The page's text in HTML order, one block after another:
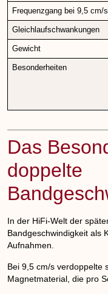
Frequenzgang bei 9,5 cm/s
Gleichlaufschwankungen
Gewicht
Besonderheiten
Das
doppelte
In der HiFi-Welt der
Bandgeschwindigkeit als
Aufnahmen.
Bei 9,5 cm/s verdoppelte
Magnetmaterial, die pro